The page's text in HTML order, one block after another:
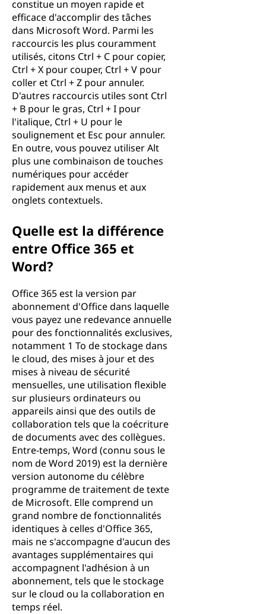
constitue un moyen rapide et
efficace d'accomplir des tâches
dans Microsoft Word. Parmi les
raccourcis les plus couramment
utilisés, citons Ctrl + C pour copier,
Ctrl + X pour couper, Ctrl + V pour
coller et Ctrl + Z pour annuler.
D'autres raccourcis utiles sont Ctrl
+ B pour le gras, Ctrl + I pour
l'italique, Ctrl + U pour le
soulignement et Esc pour annuler.
En outre, vous pouvez utiliser Alt
plus une combinaison de touches
numériques pour accéder
rapidement aux menus et aux
onglets contextuels.
Quelle est la différence
entre Office 365 et
Word?
Office 365 est la version par
abonnement d'Office dans laquelle
vous payez une redevance annuelle
pour des fonctionnalités exclusives,
notamment 1 To de stockage dans
le cloud, des mises à jour et des
mises à niveau de sécurité
mensuelles, une utilisation flexible
sur plusieurs ordinateurs ou
appareils ainsi que des outils de
collaboration tels que la coécriture
de documents avec des collègues.
Entre-temps, Word (connu sous le
nom de Word 2019) est la dernière
version autonome du célèbre
programme de traitement de texte
de Microsoft. Elle comprend un
grand nombre de fonctionnalités
identiques à celles d'Office 365,
mais ne s'accompagne d'aucun des
avantages supplémentaires qui
accompagnent l'adhésion à un
abonnement, tels que le stockage
sur le cloud ou la collaboration en
temps réel.